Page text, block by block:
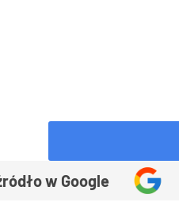
w Google